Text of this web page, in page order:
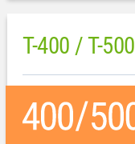
T-400 / T-500